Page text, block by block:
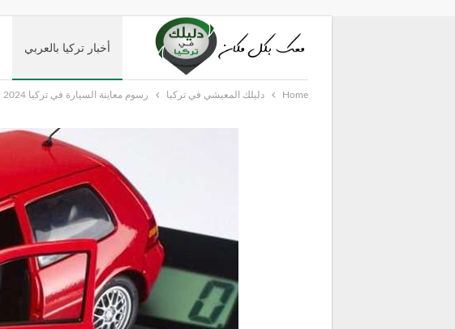
أخبار تركيا بالعربي
Home دليلك المعيشي في تركيا رسوم معاينة السيارة في تركيا 2024